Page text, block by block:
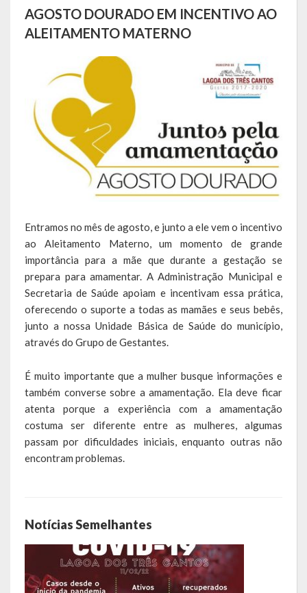
Governo
Ex-Administradores
Secretarias
Administração, Fazenda e Planejamento
Desenvolvimento Econômico
Educação, Cultura, Turismo, Desporto e Lazer
Obras, Serviços Urbanos e Trânsito
Saúde
Cultura
Histórias
A História da Comunidade Católica Nossa Senhora de Lourdes
de Vila Seca
A História da Comunidade Evangélica de Linha Kronenthal
Brasil de Lagoa dos Três Cantos
A história marcante do Grêmio Esportivo Lagoense: uma história
de paixão e muitas conquistas
AGOSTO DOURADO EM INCENTIVO AO
ALEITAMENTO MATERNO
Entramos no mês de agosto, e junto a ele vem o incentivo
ao Aleitamento Materno, um momento de grande
importância para a mãe que durante a gestação se
prepara para amamentar. A Administração Municipal e
Secretaria de Saúde apoiam e incentivam essa prática,
oferecendo o suporte a todas as mamães e seus bebês,
junto a nossa Unidade Básica de Saúde do município,
através do Grupo de Gestantes.
É muito importante que a mulher busque informações e
também converse sobre a amamentação. Ela deve ficar
atenta porque a experiência com a amamentação
costuma ser diferente entre as mulheres, algumas
passam por dificuldades iniciais, enquanto outras não
encontram problemas.
Notícias Semelhantes